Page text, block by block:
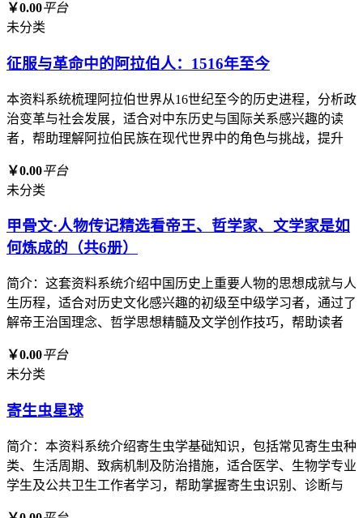
￥0.00平台
未分类
征服与革命中的阿拉伯人：1516年至今
本资料系统梳理阿拉伯世界从16世纪至今的历史进程，分析政
治变革与社会发展，适合对中东历史与国际关系感兴趣的读
者，帮助理解阿拉伯民族在现代世界中的角色与挑战，提升
￥0.00平台
未分类
甲骨文·人物传记精选看帝王、哲学家、文学家是如
何炼成的（共6册）
简介：这套资料系统介绍中国历史上重要人物的思想成就与人
生历程，适合对历史文化感兴趣的初级至中级学习者，通过了
解帝王治国理念、哲学思想精髓及文学创作技巧，帮助读者
￥0.00平台
未分类
寄生虫星球
简介：本资料系统介绍寄生虫学基础知识，包括常见寄生虫种
类、生活周期、致病机制及防治措施，适合医学、生物学专业
学生及公共卫生工作者学习，帮助掌握寄生虫识别、诊断与